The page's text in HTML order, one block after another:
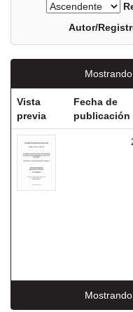
Autor/
Vista
previa
Fecha de
publicación